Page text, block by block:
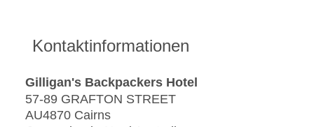
Kontaktinformationen
Gilligan's Backpackers Hotel
57-89 GRAFTON STREET
AU4870 Cairns